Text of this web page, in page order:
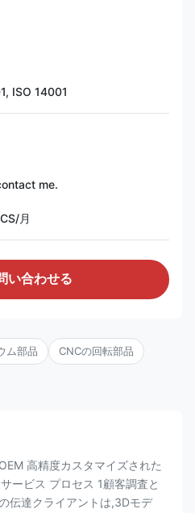
ISO 14001
me.
月
い合わせる
ム部品 CNCの回転部品
高精度カスタマイズされた
ービス プロセス 1顧客調査と
伝達クライアントは,3Dモデ